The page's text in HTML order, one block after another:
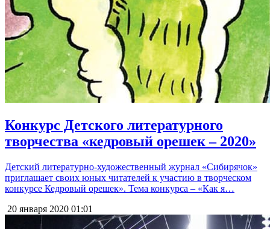
Конкурс Детского литературного
творчества «кедровый орешек – 2020»
Детский литературно-художественный журнал «Сибирячок»
приглашает своих юных читателей к участию в творческом
конкурсе Кедровый орешек». Тема конкурса – «Как я…
20 января 2020 01:01